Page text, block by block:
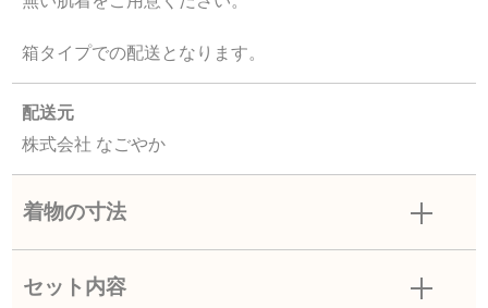
箱タイプでの配送となります。
配送元
株式会社 なごやか
着物の寸法
セット内容